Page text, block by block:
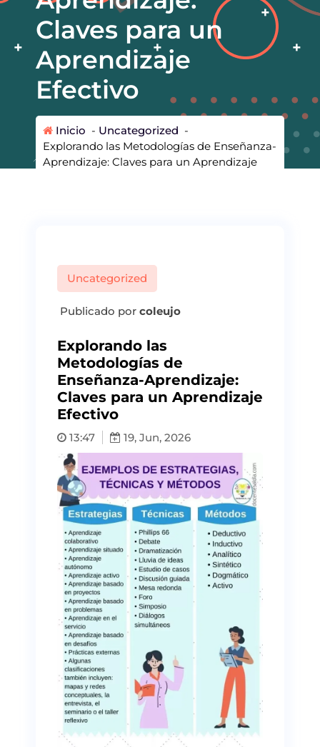
Claves para un
Aprendizaje
Efectivo
Inicio - Uncategorized -
Explorando las Metodologías de Enseñanza-
Aprendizaje: Claves para un Aprendizaje
Uncategorized
Publicado por coleujo
Explorando las
Metodologías de
Enseñanza-Aprendizaje:
Claves para un Aprendizaje
Efectivo
13:47 19, Jun, 2026